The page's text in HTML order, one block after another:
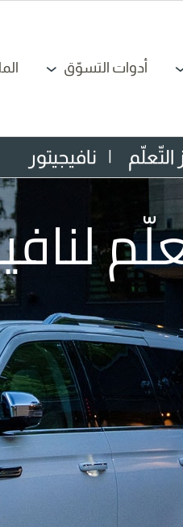
أدوات التسوّق
التّعلّم | نافيجيتور